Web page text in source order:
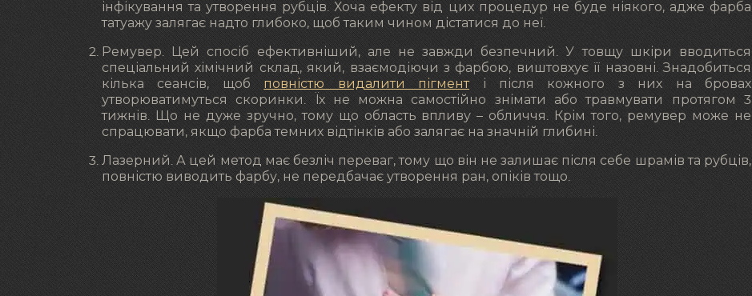
інфікування та утворення рубців. Хоча ефекту від цих процедур не буде ніякого, адже фарба
татуажу залягає надто глибоко, щоб таким чином дістатися до неї.
Ремувер. Цей спосіб ефективніший, але не завжди безпечний. У товщу шкіри вводиться
спеціальний хімічний склад, який, взаємодіючи з фарбою, виштовхує її назовні. Знадобиться
кілька сеансів, щоб повністю видалити пігменті після кожного з них на бровах
утворюватимуться скоринки. Їх не можна самостійно знімати або травмувати протягом 3
тижнів. Що не дуже зручно, тому що область впливу – обличчя. Крім того, ремувер може не
спрацювати, якщо фарба темних відтінків або залягає на значній глибині.
Лазерний. А цей метод має безліч переваг, тому що він не залишає після себе шрамів та рубців,
повністю виводить фарбу, не передбачає утворення ран, опіків тощо.